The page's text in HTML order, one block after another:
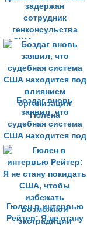
задержан
сотрудник
генконсульства
США за связи с
движением Гюлена
Боздаг вновь
заявил, что
судебная система
США находится под
влиянием
организации
Гюлена
Гюлен в интервью
Рейтер: Я не стану